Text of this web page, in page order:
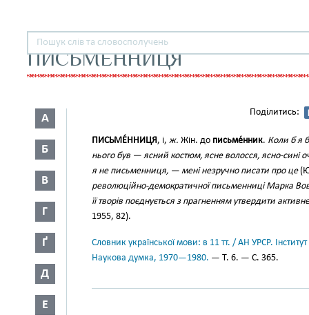
ПИСЬМЕННИЦЯ
А
Б
В
Г
Ґ
Д
Е
Поділитись:
ПИСЬМЕ́ННИЦЯ, і, ж. Жін. до письме́нник. Коли б я
нього був — ясний костюм, ясне волосся, ясно-сині
я не письменниця, — мені незручно писати про це
революційно-демократичної письменниці Марка
її творів поєднується з прагненням утвердити
1955, 82).
Словник української мови: в 11 тт. / АН УРСР.
Наукова думка, 1970—1980. — Т. 6. — С. 365.